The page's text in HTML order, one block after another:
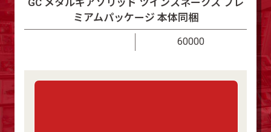
ミアムパッケージ 本体同梱
60000